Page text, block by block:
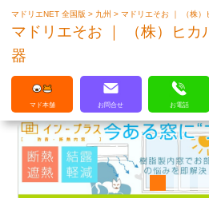
マドリエはLIXILの厳しい
クリアした住まいのプロ
マドリエNET 全国版> 九州>マドリエそお ｜ （株）
マドリエそお ｜ （株）ヒカ
器
マド本舗 お問合せ お電話